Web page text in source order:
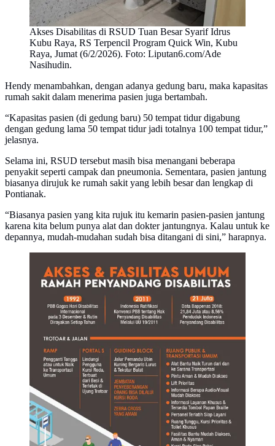
Akses Disabilitas di RSUD Tuan Besar Syarif Idrus
Kubu Raya, RS Terpencil Program Quick Win, Kubu
Raya, Jumat (6/2/2026). Foto: Liputan6.com/Ade
Nasihudin.
Hendy menambahkan, dengan adanya gedung baru, maka kapasitas
rumah sakit dalam menerima pasien juga bertambah.
“Kapasitas pasien (di gedung baru) 50 tempat tidur digabung
dengan gedung lama 50 tempat tidur jadi totalnya 100 tempat tidur,”
jelasnya.
Selama ini, RSUD tersebut masih bisa menangani beberapa
penyakit seperti campak dan pneumonia. Sementara, pasien jantung
biasanya dirujuk ke rumah sakit yang lebih besar dan lengkap di
Pontianak.
“Biasanya pasien yang kita rujuk itu kemarin pasien-pasien jantung
karena kita belum punya alat dan dokter jantungnya. Kalau untuk ke
depannya, mudah-mudahan sudah bisa ditangani di sini,” harapnya.